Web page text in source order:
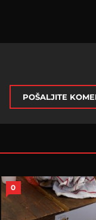
POŠALJITE
0